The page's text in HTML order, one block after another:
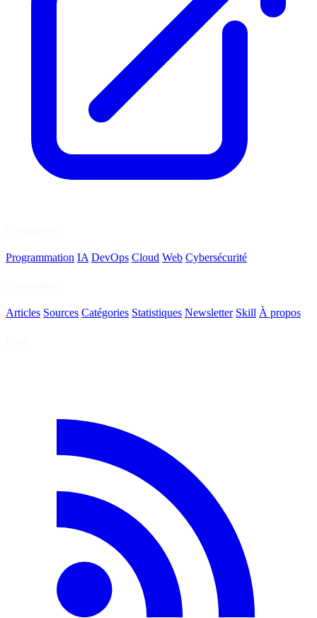
Programmation IA DevOps Cloud Web Cybersécurité
Articles Sources Catégories Statistiques Newsletter Skill À propos